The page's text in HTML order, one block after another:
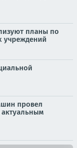
планы по
учреждений
провел